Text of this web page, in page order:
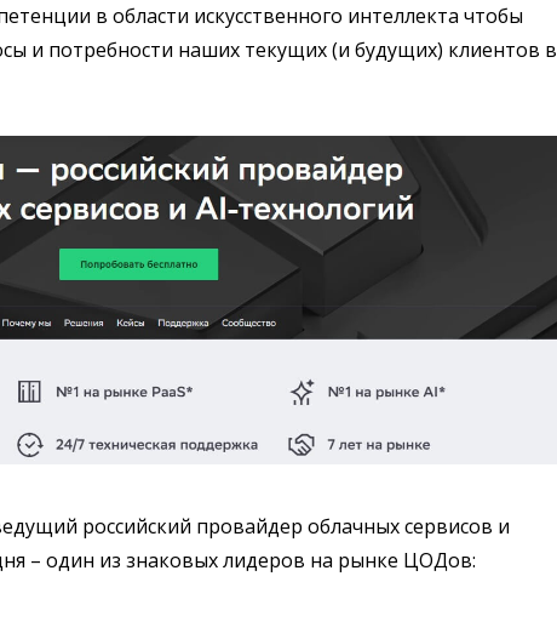
в области искусственного интеллекта чтобы
и потребности наших текущих (и будущих) клиентов в
российский провайдер облачных сервисов и
– один из знаковых лидеров на рынке ЦОДов: